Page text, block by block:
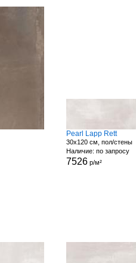
Pearl Lapp Rett
30x120 см, пол/стены
Наличие: по запросу
7526р/м²